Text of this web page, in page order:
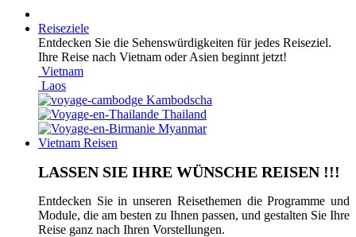
Reiseziele
Entdecken Sie die Sehenswürdigkeiten für jedes Reiseziel.
Ihre Reise nach Vietnam oder Asien beginnt jetzt!
Vietnam
Laos
Kambodscha
Thailand
Myanmar
Vietnam Reisen
LASSEN SIE IHRE WÜNSCHE REISEN !!!
Entdecken Sie in unseren Reisethemen die Programme und
Module, die am besten zu Ihnen passen, und gestalten Sie Ihre
Reise ganz nach Ihren Vorstellungen.